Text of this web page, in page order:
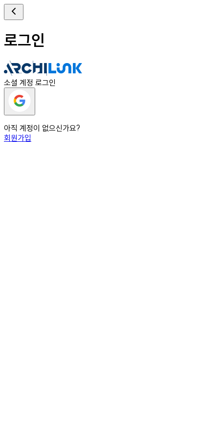
로그인
소셜 계정 로그인
아직 계정이 없으신가요?
회원가입